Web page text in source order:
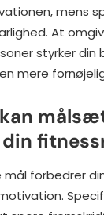
mens
At
styrker din
mere
forbedrer